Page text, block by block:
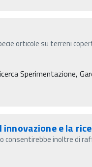
orticole su terreni
Sperimentazione,
innovazione e la
consentirebbe inoltre di